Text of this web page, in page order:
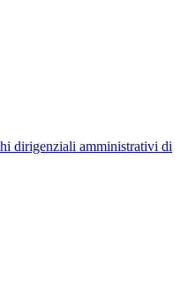
dirigenziali amministrativi di